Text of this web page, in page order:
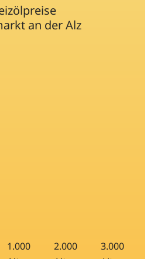
an der Alz
1.000
2.000
3.000